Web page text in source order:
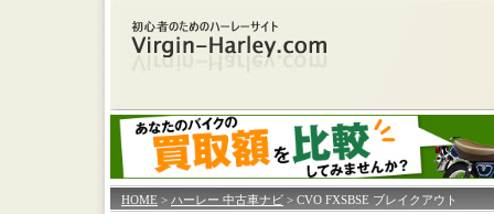
HOME > ハーレー 中古車ナビ > CVO FXSBSE ブレイクアウト